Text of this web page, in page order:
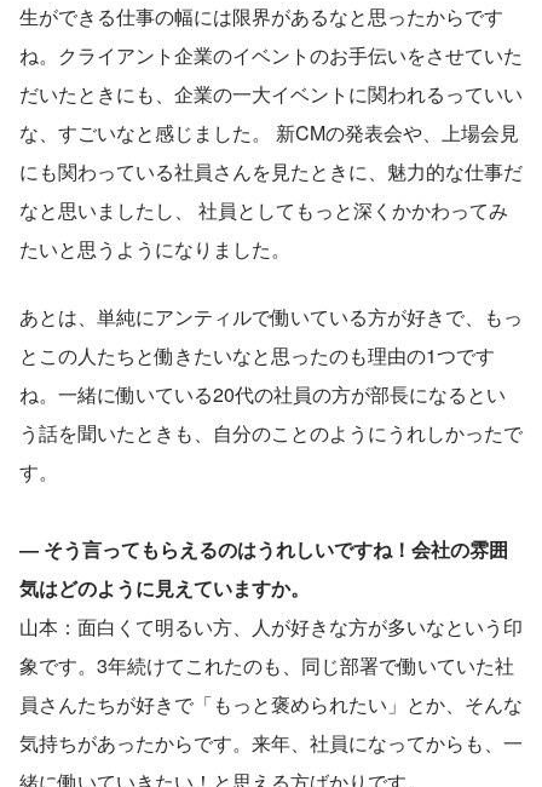
生ができる仕事の幅には限界があるなと思ったからです
ね。クライアント企業のイベントのお手伝いをさせていた
だいたときにも、企業の一大イベントに関われるっていい
な、すごいなと感じました。 新CMの発表会や、上場会見
にも関わっている社員さんを見たときに、魅力的な仕事だ
なと思いましたし、 社員としてもっと深くかかわってみ
たいと思うようになりました。
あとは、単純にアンティルで働いている方が好きで、もっ
とこの人たちと働きたいなと思ったのも理由の1つです
ね。一緒に働いている20代の社員の方が部長になるとい
う話を聞いたときも、自分のことのようにうれしかったで
す。
― そう言ってもらえるのはうれしいですね！会社の雰囲
気はどのように見えていますか。
山本：面白くて明るい方、人が好きな方が多いなという印
象です。3年続けてこれたのも、同じ部署で働いていた社
員さんたちが好きで「もっと褒められたい」とか、そんな
気持ちがあったからです。来年、社員になってからも、一
緒に働いていきたい！と思える方ばかりです。